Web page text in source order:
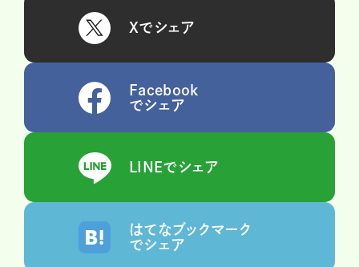
Xでシェア
Facebook
でシェア
LINEでシェア
はてなブックマーク
でシェア